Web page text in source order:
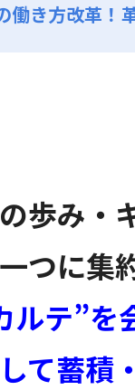
働き方改革！
歩み・
つに集
ルテ”を
て蓄積